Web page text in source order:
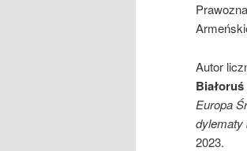
Autor
Europa
dylematy
2023.